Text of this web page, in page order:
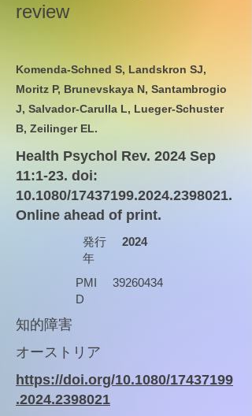
review
Komenda-Schned S, Landskron SJ,
Moritz P, Brunevskaya N, Santambrogio
J, Salvador-Carulla L, Lueger-Schuster
B, Zeilinger EL.
Health Psychol Rev. 2024 Sep
11:1-23. doi:
10.1080/17437199.2024.2398021.
Online ahead of print.
発行
年
2024
PMI
D
39260434
知的障害
オーストリア
https://doi.org/10.1080/17437199
.2024.2398021